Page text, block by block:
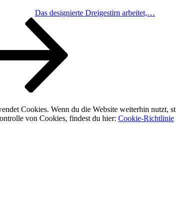
Das designierte Dreigestirn arbeitet,…
Cookies. Wenn du die Website weiterhin nutzt,
von Cookies, findest du hier: Cookie-Richtlinie